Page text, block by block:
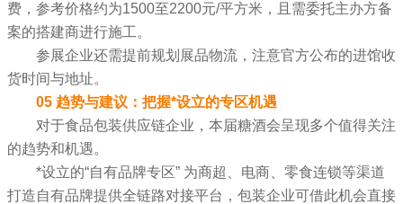
费，参考价格约为1500至2200元/平方米，且需委托主办方备
案的搭建商进行施工。
参展企业还需提前规划展品物流，注意官方公布的进馆收
货时间与地址。
05 趋势与建议：把握*设立的专区机遇
对于食品包装供应链企业，本届糖酒会呈现多个值得关注
的趋势和机遇。
*设立的“自有品牌专区” 为商超、电商、零食连锁等渠道
打造自有品牌提供全链路对接平台，包装企业可借此机会直接